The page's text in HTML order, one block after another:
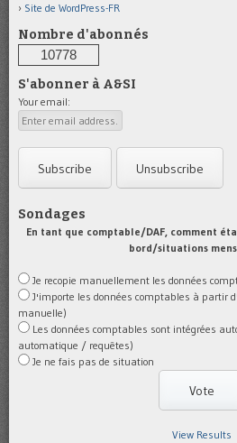
Site de WordPress-FR
Nombre d'abonnés
10778
S'abonner à A&SI
Your email:
Sondages
En tant que comptable/DAF, comment
bord/situations
Je recopie manuellement les données
J'importe les données comptables à partir
manuelle)
Les données comptables sont intégrées
automatique / requêtes)
Je ne fais pas de situation
View Results